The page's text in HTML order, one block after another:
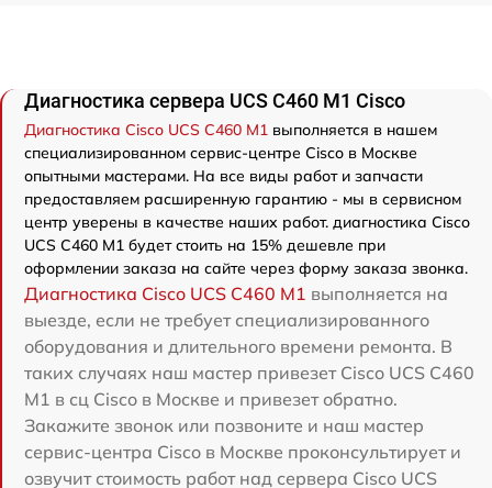
Диагностика сервера UCS C460 M1 Cisco
Диагностика Cisco UCS C460 M1 выполняется в нашем
специализированном сервис-центре Cisco в Москве
опытными мастерами. На все виды работ и запчасти
предоставляем расширенную гарантию - мы в сервисном
центр уверены в качестве наших работ. диагностика Cisco
UCS C460 M1 будет стоить на 15% дешевле при
оформлении заказа на сайте через форму заказа звонка.
Диагностика Cisco UCS C460 M1 выполняется на
выезде, если не требует специализированного
оборудования и длительного времени ремонта. В
таких случаях наш мастер привезет Cisco UCS C460
M1 в сц Cisco в Москве и привезет обратно.
Закажите звонок или позвоните и наш мастер
сервис-центра Cisco в Москве проконсультирует и
озвучит стоимость работ над сервера Cisco UCS